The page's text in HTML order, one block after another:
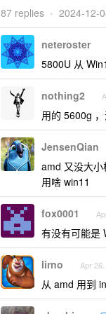
87 replies • 2024-12-
neteroster
5800U 从
nothing2
用的 5600g
JensenQian
amd 又没大小
用啥 win11
fox0001
有没有可能是
lirno Apr
从 amd 用到